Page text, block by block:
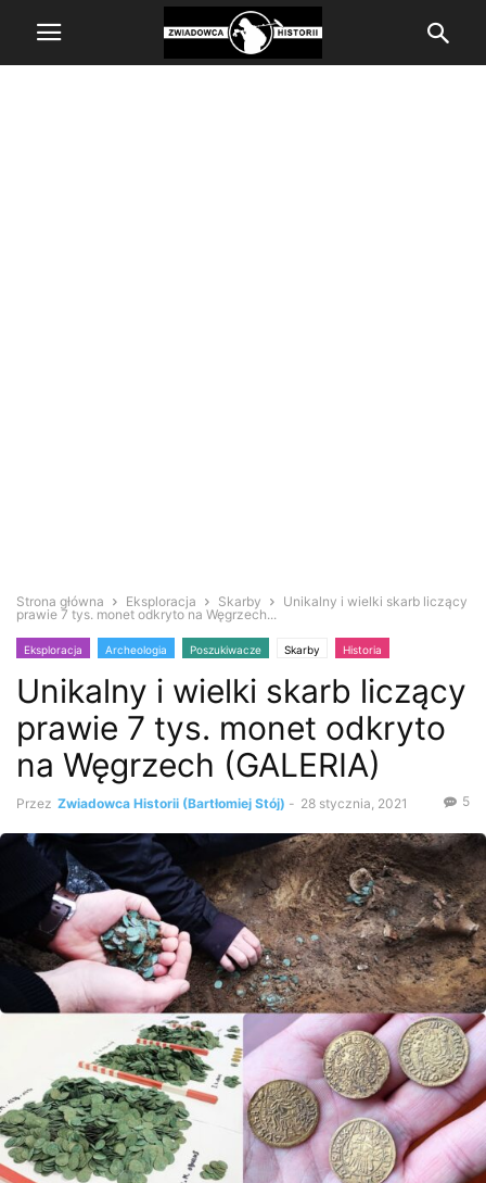
Strona główna Eksploracja Skarby
Unikalny i wielki skarb liczący
prawie 7 tys. monet odkryto na Węgrzech...
Eksploracja Archeologia Poszukiwacze Skarby Historia
Średniowiecze Wykrywacz metali Ciekawostki Zabytki i antyki
Unikalny i wielki skarb liczący
prawie 7 tys. monet odkryto
na Węgrzech (GALERIA)
Przez Zwiadowca Historii (Bartłomiej Stój) - 28 stycznia, 2021 5